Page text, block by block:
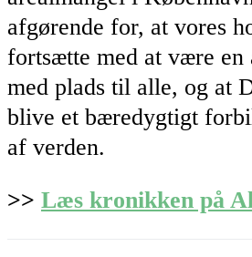
afgørende for, at vores
fortsætte med at være
med plads til alle, og at
blive et bæredygtigt
af verden.
>> Læs kronikken på